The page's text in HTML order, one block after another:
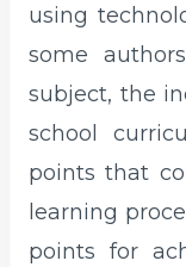
using
some
subject, the
school
points that
learning
points for